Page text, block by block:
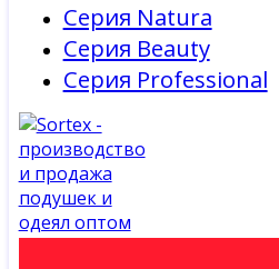
Серия Natura
Серия Beauty
Серия Professional